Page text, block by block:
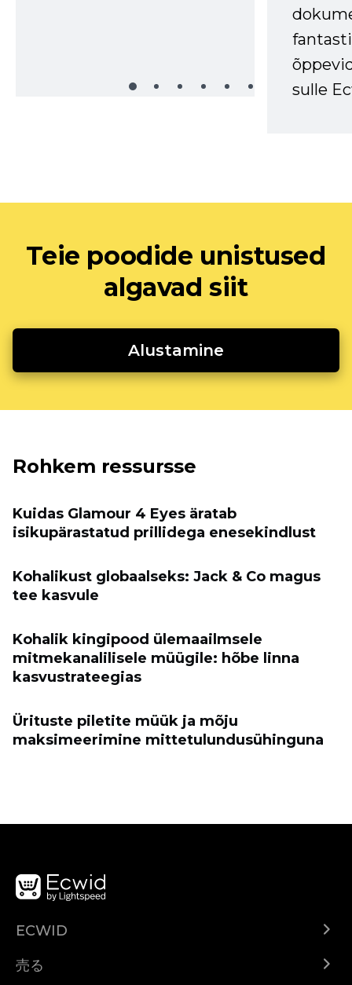
sulle
Teie poodide unistused
algavad siit
Alustamine
Rohkem ressursse
Kuidas Glamour 4 Eyes äratab
isikupärastatud prillidega enesekindlust
Kohalikust globaalseks: Jack & Co magus
tee kasvule
Kohalik kingipood ülemaailmsele
mitmekanalilisele müügile: hõbe linna
kasvustrateegias
Ürituste piletite müük ja mõju
maksimeerimine mittetulundusühinguna
ECWID
ヘルプセンター
売る